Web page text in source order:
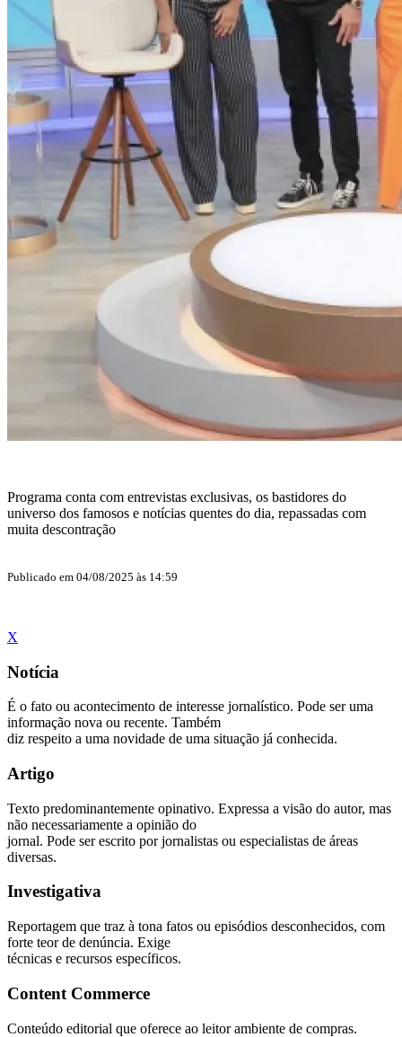
Programa conta com entrevistas exclusivas, os bastidores do
universo dos famosos e notícias quentes do dia, repassadas com
muita descontração
Publicado em 04/08/2025 às 14:59
X
Notícia
É o fato ou acontecimento de interesse jornalístico. Pode ser uma
informação nova ou recente. Também
diz respeito a uma novidade de uma situação já conhecida.
Artigo
Texto predominantemente opinativo. Expressa a visão do autor, mas
não necessariamente a opinião do
jornal. Pode ser escrito por jornalistas ou especialistas de áreas
diversas.
Investigativa
Reportagem que traz à tona fatos ou episódios desconhecidos, com
forte teor de denúncia. Exige
técnicas e recursos específicos.
Content Commerce
Conteúdo editorial que oferece ao leitor ambiente de compras.